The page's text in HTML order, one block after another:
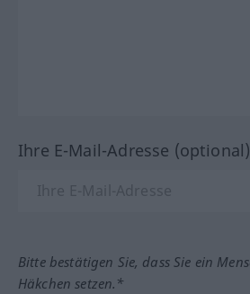
Ihre E-Mail-Adresse (optional)
Bitte bestätigen Sie, dass Sie ein
Häkchen setzen.*